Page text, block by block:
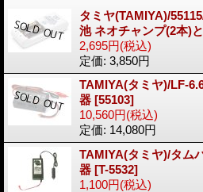
タミヤ(TAMIYA)/
池 ネオチャンプ(2本)
2,695円(税込)
定価: 3,850円
TAMIYA(タミヤ)/LF-
器 [55103]
10,560円(税込)
定価: 14,080円
TAMIYA(タミヤ)/タム
器 [T-5532]
1,100円(税込)